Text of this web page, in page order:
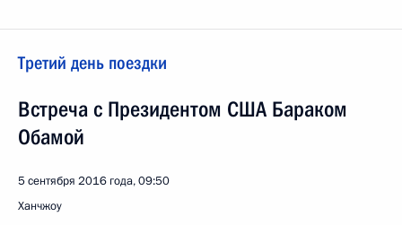
Третий день поездки
Встреча с Президентом США Бараком
Обамой
5 сентября 2016 года, 09:50
Ханчжоу